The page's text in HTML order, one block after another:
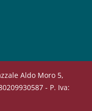
Aldo Moro 5,
- P. Iva: